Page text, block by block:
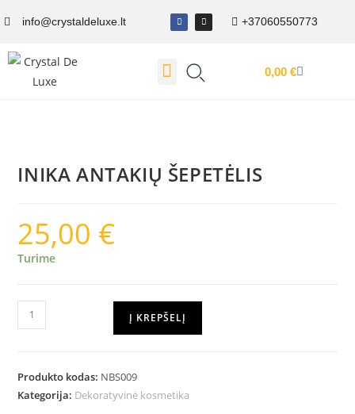
info@crystaldeluxe.lt +37060550773
0,00 €
INIKA ANTAKIŲ ŠEPETĖLIS
25,00 €
Turime
Į KREPŠELĮ
Produkto kodas: NBS009
Kategorija: Dekoratyvinė kosmetika